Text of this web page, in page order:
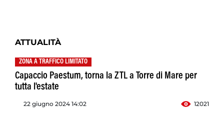
ATTUALITÀ
ZONA A TRAFFICO LIMITATO
Capaccio Paestum, torna la ZTL a Torre di Mare per
tutta l'estate
22 giugno 2024 14:02 12021